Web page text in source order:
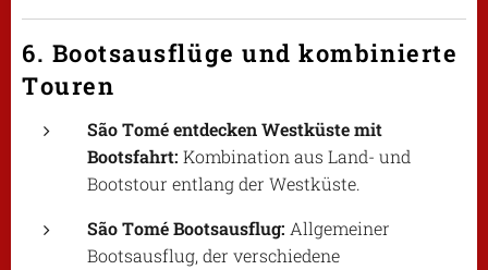
6. Bootsausflüge und kombinierte
Touren
São Tomé entdecken Westküste mit
Bootsfahrt: Kombination aus Land- und
Bootstour entlang der Westküste.
São Tomé Bootsausflug: Allgemeiner
Bootsausflug, der verschiedene